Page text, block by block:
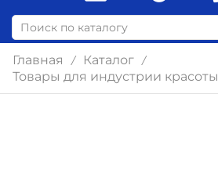
Главная / Каталог /
Товары для индустрии красоты